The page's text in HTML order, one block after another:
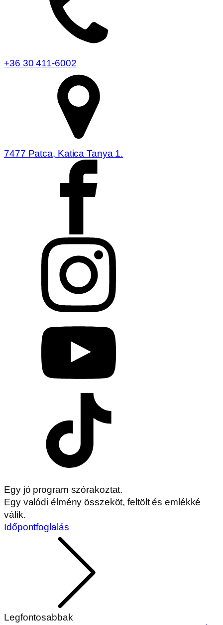
+36 30 411-6002
7477 Patca, Katica Tanya 1.
Egy jó program szórakoztat.
Egy valódi élmény összeköt, feltölt és emlékké
válik.
Időpontfoglalás
Legfontosabbak